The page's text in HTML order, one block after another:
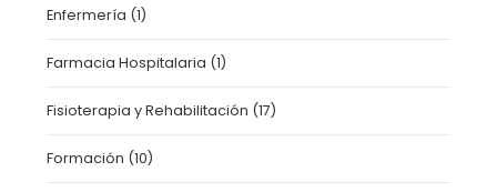
Enfermería (1)
Farmacia Hospitalaria (1)
Fisioterapia y Rehabilitación (17)
Formación (10)